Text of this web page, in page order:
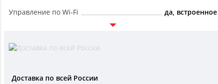
Управление по Wi-Fi да, встроенное
Доставка по всей России